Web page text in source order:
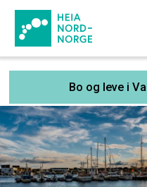
Bo og leve i